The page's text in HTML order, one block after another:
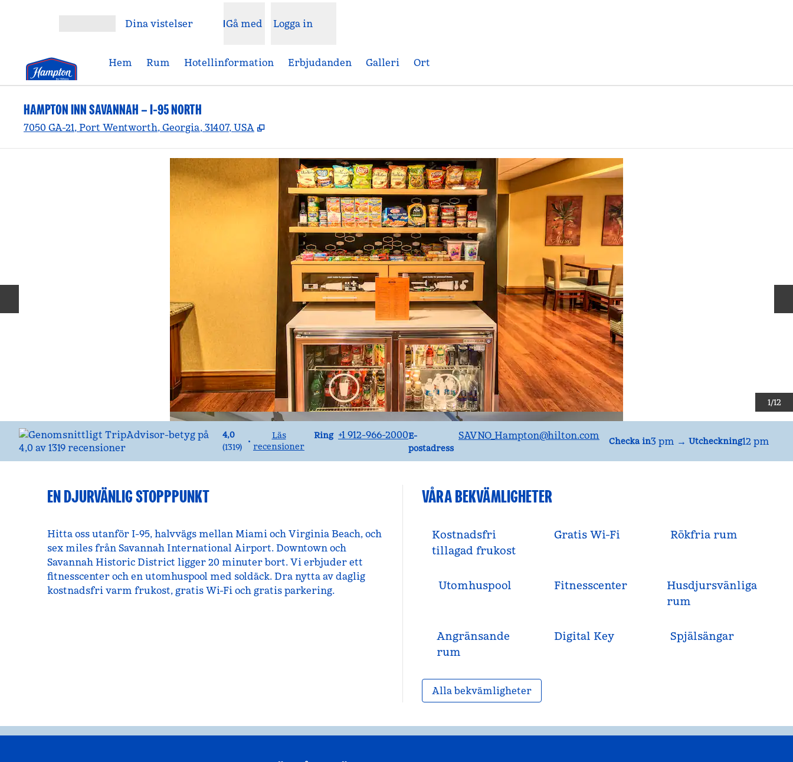
Dina vistelser Gå med Logga in
Hem Rum Hotellinformation Erbjudanden Galleri Ort
HAMPTON INN SAVANNAH – I-95 NORTH
7050 GA-21, Port Wentworth, Georgia, 31407, USA ,
1/12
4,0
(1319)
•
Läs
recensioner
Ring
Ring +1 912-966-2000E-
postadress
Email SAVNO_Hampton@hilton.com Checka in3 pm → Utcheckning12 pm
EN DJURVÄNLIG STOPPPUNKT
Hitta oss utanför I-95, halvvägs mellan Miami och Virginia Beach, och
sex miles från Savannah International Airport. Downtown och
Savannah Historic District ligger 20 minuter bort. Vi erbjuder ett
fitnesscenter och en utomhuspool med soldäck. Dra nytta av daglig
kostnadsfri varm frukost, gratis Wi-Fi och gratis parkering.
VÅRA BEKVÄMLIGHETER
Kostnadsfri
tillagad frukost
Gratis Wi-Fi Rökfria rum
Utomhuspool Fitnesscenter
Husdjursvänliga
rum
Angränsande
rum
Digital Key Spjälsängar
Alla bekvämligheter